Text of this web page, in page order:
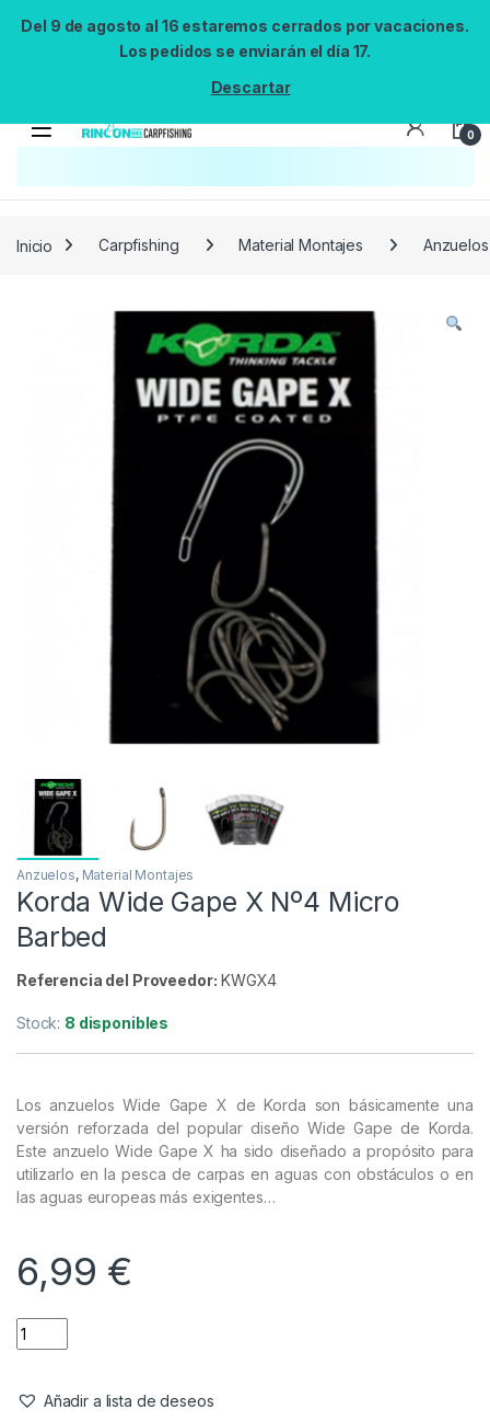
Del 9 de agosto al 16 estaremos cerrados por vacaciones.
Los pedidos se enviarán el día 17.
Descartar
0
Inténtalo de nuevo.
Reintentar
Carpfishing Material Montajes
Anzuelos , Material Montajes
Korda Wide Gape X Nº4 Micro
Barbed
Stock:8 disponibles
versión reforzada del popular diseño Wide Gape de Korda.